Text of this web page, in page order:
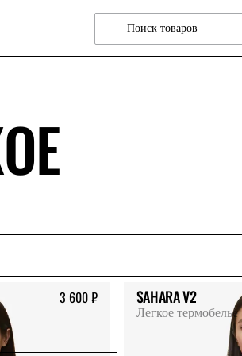
3 600 ₽ SAHARA V2
Легкое термобелье